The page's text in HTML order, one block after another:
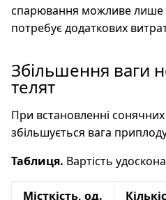
спарювання можливе лише
потребує додаткових
Збільшення ваги
телят
При встановленні
збільшується вага
Таблиця. Вартість
Місткість, од.